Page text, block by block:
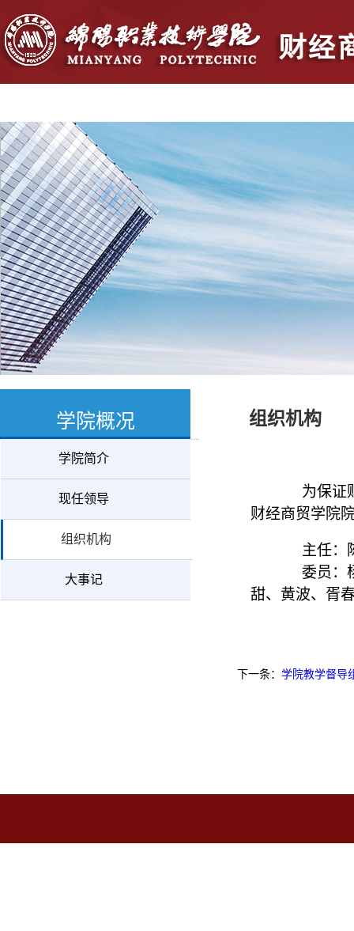
学院概况
学院简介
现任领导
组织机构
大事记
组织机构
为保证
财经商贸学院
主任：
委员：
甜、黄波、胥
下一条： 学院教学督导